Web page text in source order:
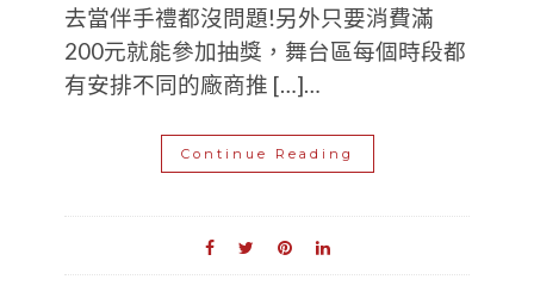
去當伴手禮都沒問題!另外只要消費滿
200元就能參加抽獎，舞台區每個時段都
有安排不同的廠商推 […]…
Continue Reading